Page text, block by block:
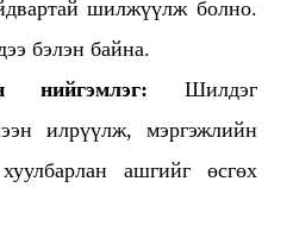
шилжүүлж болно.
бэлэн байна.
нийгэмлэг: Шилдэг
илрүүлж, мэргэжлийн
ашгийг өсгөх